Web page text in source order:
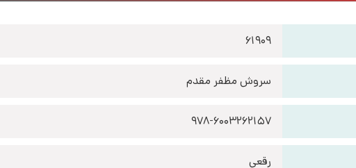
61909
سروش مظفر مقدم
978-6003262157
رقعی